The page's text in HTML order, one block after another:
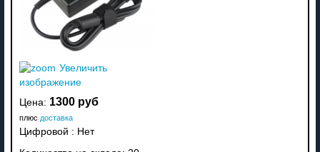
Увеличить
изображение
Цена: 1300 руб
плюс доставка
Цифровой : Нет